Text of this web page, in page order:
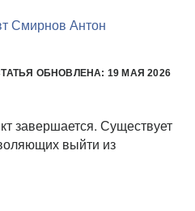
Смирнов Антон
ОБНОВЛЕНА: 19 МАЯ 2026
завершается. Существует
выйти из